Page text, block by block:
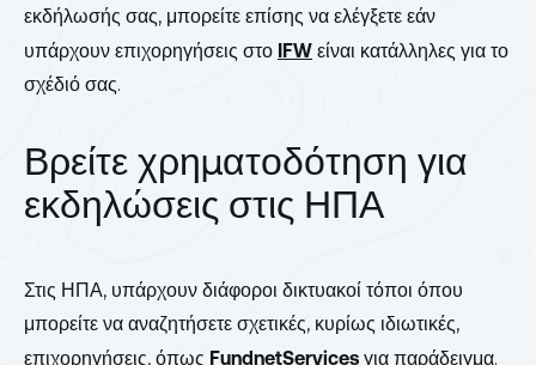
εκδήλωσής σας, μπορείτε επίσης να ελέγξετε εάν
υπάρχουν επιχορηγήσεις στο IFW είναι κατάλληλες για το
σχέδιό σας.
Βρείτε χρηματοδότηση για
εκδηλώσεις στις ΗΠΑ
Στις ΗΠΑ, υπάρχουν διάφοροι δικτυακοί τόποι όπου
μπορείτε να αναζητήσετε σχετικές, κυρίως ιδιωτικές,
επιχορηγήσεις, όπως FundnetServices για παράδειγμα.